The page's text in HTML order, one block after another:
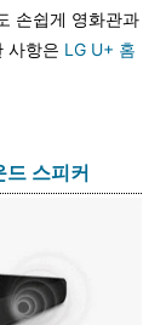
손쉽게 영화관과
사항은 LG U+ 홈
스피커